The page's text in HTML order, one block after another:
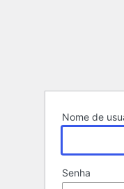
Nome de
Senha